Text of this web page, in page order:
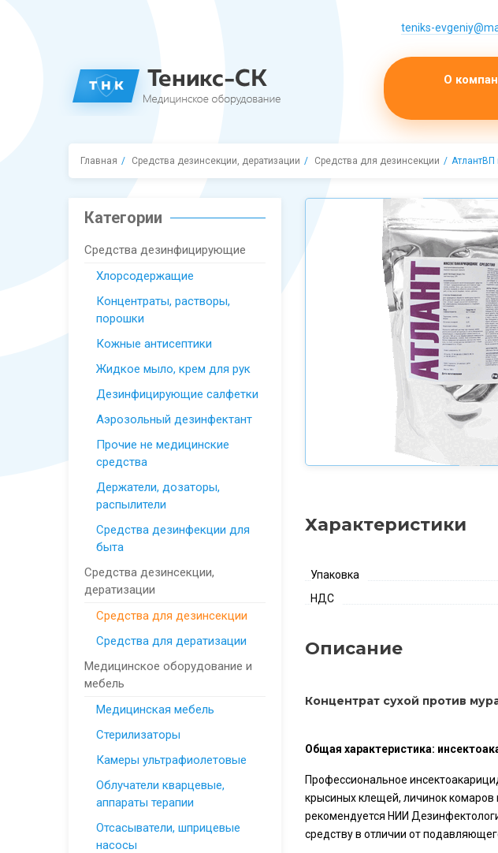
teniks-
О
Главная Средства дезинсекции, дератизации Средства для дезинсекции АтлантВП
Категории
Средства дезинфицирующие
Хлорсодержащие
Концентраты, растворы,
порошки
Кожные антисептики
Жидкое мыло, крем для рук
Дезинфицирующие салфетки
Аэрозольный дезинфектант
Прочие не медицинские
средства
Держатели, дозаторы,
распылители
Средства дезинфекции для
быта
Средства дезинсекции,
дератизации
Средства для дезинсекции
Средства для дератизации
Медицинское оборудование и
мебель
Медицинская мебель
Стерилизаторы
Камеры ультрафиолетовые
Облучатели кварцевые,
аппараты терапии
Отсасыватели, шприцевые
насосы
Характеристики
Упаковка
НДС
Описание
Концентрат сухой против
Общая характеристика:
Профессиональное
крысиных клещей, личинок комаров
рекомендуется НИИ
средству в отличии от